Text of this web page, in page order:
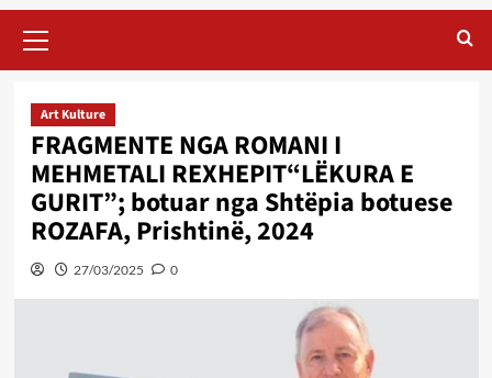
Menu
Art Kulture
FRAGMENTE NGA ROMANI I
MEHMETALI REXHEPIT“LËKURA E
GURIT”; botuar nga Shtëpia botuese
ROZAFA, Prishtinë, 2024
27/03/2025 0